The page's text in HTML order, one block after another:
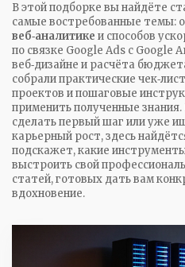
В этой подборке вы найдёте
самые востребованные темы:
веб‑аналитике и способов
по связке Google Ads с Google
веб‑дизайне и расчёта
собрали практические
проектов и пошаговые
применить полученные
сделать первый шаг или уже
карьерный рост, здесь
подскажет, какие
выстроить свой
статей, готовых дать вам
вдохновение.